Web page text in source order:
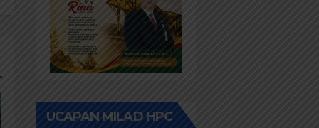
UCAPAN MILAD HPC